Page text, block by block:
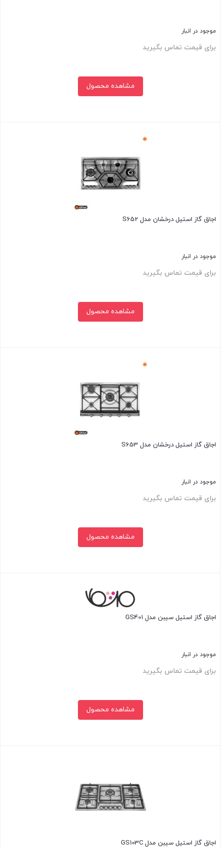
موجود در انبار
برای قیمت تماس بگیرید
مشاهده محصول
اجاق گاز استیل درخشان مدل S652
موجود در انبار
برای قیمت تماس بگیرید
مشاهده محصول
اجاق گاز استیل درخشان مدل S653
موجود در انبار
برای قیمت تماس بگیرید
مشاهده محصول
اجاق گاز استیل سیبن مدل GS401
موجود در انبار
برای قیمت تماس بگیرید
مشاهده محصول
اجاق گاز استیل سیبن مدل GS103C